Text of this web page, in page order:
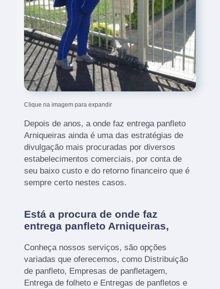
Clique na imagem para expandir
Depois de anos, a onde faz entrega panfleto
Arniqueiras ainda é uma das estratégias de
divulgação mais procuradas por diversos
estabelecimentos comerciais, por conta de
seu baixo custo e do retorno financeiro que é
sempre certo nestes casos.
Está a procura de onde faz
entrega panfleto Arniqueiras,
Conheça nossos serviços, são opções
variadas que oferecemos, como Distribuição
de panfleto, Empresas de panfletagem,
Entrega de folheto e Entregas de panfletos e